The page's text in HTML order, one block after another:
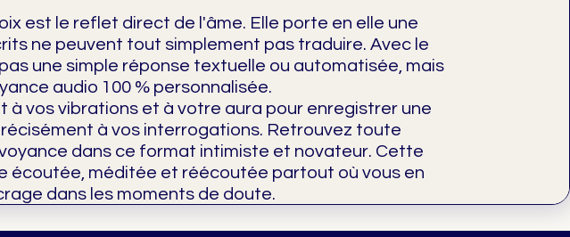
est le reflet direct de l'âme. Elle porte en elle une
ne peuvent tout simplement pas traduire. Avec le
une simple réponse textuelle ou automatisée, mais
audio 100 % personnalisée.
vos vibrations et à votre aura pour enregistrer une
à vos interrogations. Retrouvez toute
dans ce format intimiste et novateur. Cette
écoutée, méditée et réécoutée partout où vous en
dans les moments de doute.